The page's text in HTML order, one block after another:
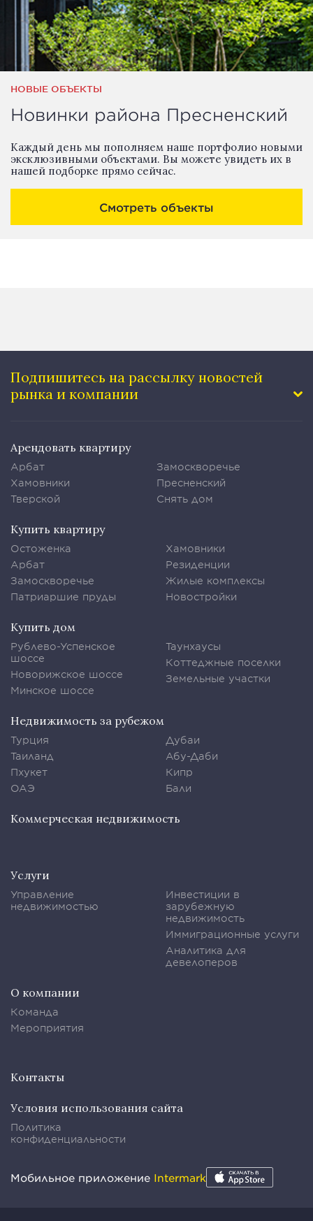
НОВЫЕ ОБЪЕКТЫ
Новинки района Пресненский
Каждый день мы пополняем наше портфолио новыми
эксклюзивными объектами. Вы можете увидеть их в
нашей подборке прямо сейчас.
Смотреть объекты
Подпишитесь на рассылку новостей
рынка и компании
Арендовать квартиру
Арбат
Хамовники
Тверской
Замоскворечье
Пресненский
Снять дом
Купить квартиру
Остоженка
Арбат
Замоскворечье
Патриаршие пруды
Хамовники
Резиденции
Жилые комплексы
Новостройки
Купить дом
Рублево-Успенское
шоссе
Новорижское шоссе
Минское шоссе
Таунхаусы
Коттеджные поселки
Земельные участки
Недвижимость за рубежом
Турция
Таиланд
Пхукет
ОАЭ
Дубаи
Абу-Даби
Кипр
Бали
Коммерческая недвижимость
Услуги
Управление
недвижимостью
Инвестиции в
зарубежную
недвижимость
Иммиграционные услуги
Аналитика для
девелоперов
О компании
Команда
Мероприятия
Контакты
Условия использования сайта
Политика
конфиденциальности
Мобильное приложение Intermark